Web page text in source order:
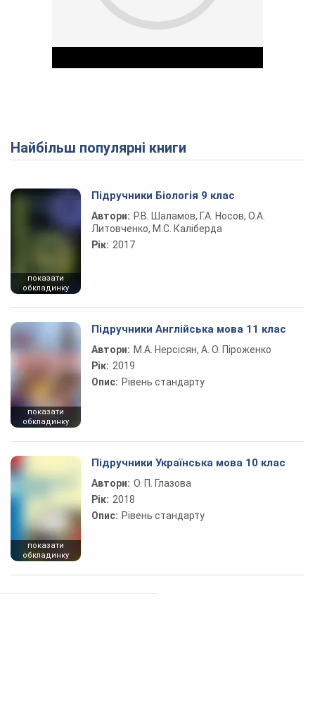
Play Video
Найбільш популярні книги
показати
обкладинку
Підручники Біологія 9 клас
Автори: Р.В. Шаламов, Г.А. Носов, О.А.
Литовченко, М.С. Каліберда
Рік: 2017
показати
обкладинку
Підручники Англійська мова 11 клас
Автори: М.А. Нерсісян, А. О. Піроженко
Рік: 2019
Опис: Рівень стандарту
показати
обкладинку
Підручники Українська мова 10 клас
Автори: О. П. Глазова
Рік: 2018
Опис: Рівень стандарту